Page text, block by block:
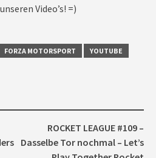
Video’s! =)
FORZA MOTORSPORT YOUTUBE
ROCKET LEAGUE #109 –
Dasselbe Tor nochmal – Let’s